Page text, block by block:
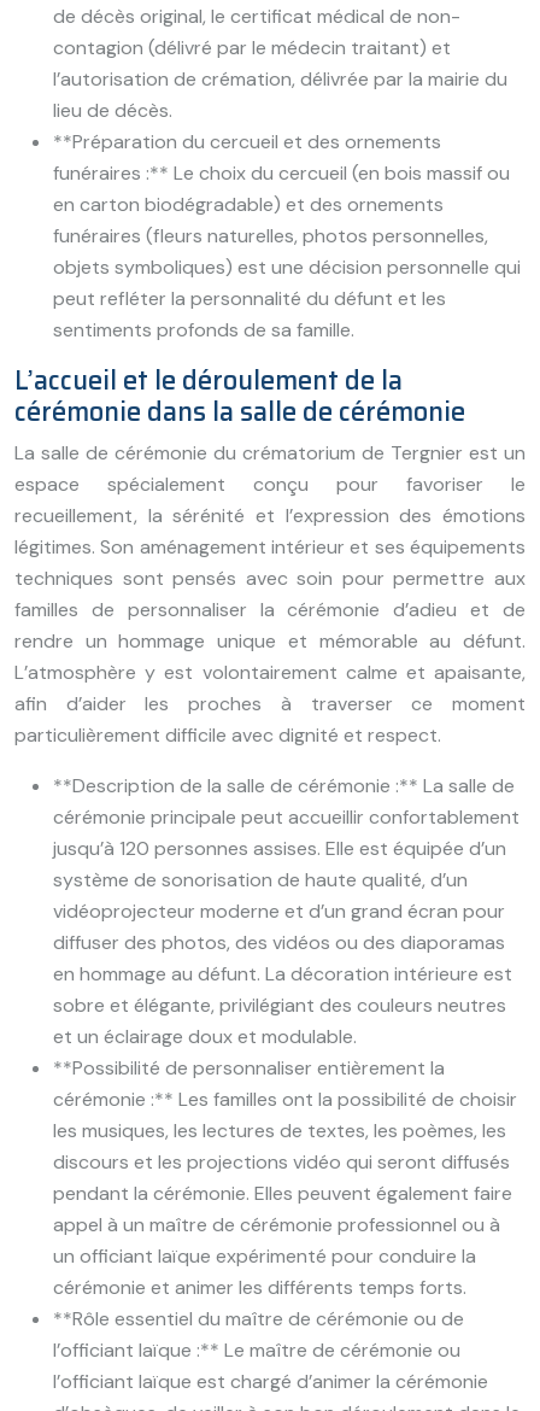
de décès original, le certificat médical de non-
contagion (délivré par le médecin traitant) et
l’autorisation de crémation, délivrée par la mairie du
lieu de décès.
**Préparation du cercueil et des ornements
funéraires :** Le choix du cercueil (en bois massif ou
en carton biodégradable) et des ornements
funéraires (fleurs naturelles, photos personnelles,
objets symboliques) est une décision personnelle qui
peut refléter la personnalité du défunt et les
sentiments profonds de sa famille.
L’accueil et le déroulement de la
cérémonie dans la salle de cérémonie
La salle de cérémonie du crématorium de Tergnier est un
espace spécialement conçu pour favoriser le
recueillement, la sérénité et l’expression des émotions
légitimes. Son aménagement intérieur et ses équipements
techniques sont pensés avec soin pour permettre aux
familles de personnaliser la cérémonie d’adieu et de
rendre un hommage unique et mémorable au défunt.
L’atmosphère y est volontairement calme et apaisante,
afin d’aider les proches à traverser ce moment
particulièrement difficile avec dignité et respect.
**Description de la salle de cérémonie :** La salle de
cérémonie principale peut accueillir confortablement
jusqu’à 120 personnes assises. Elle est équipée d’un
système de sonorisation de haute qualité, d’un
vidéoprojecteur moderne et d’un grand écran pour
diffuser des photos, des vidéos ou des diaporamas
en hommage au défunt. La décoration intérieure est
sobre et élégante, privilégiant des couleurs neutres
et un éclairage doux et modulable.
**Possibilité de personnaliser entièrement la
cérémonie :** Les familles ont la possibilité de choisir
les musiques, les lectures de textes, les poèmes, les
discours et les projections vidéo qui seront diffusés
pendant la cérémonie. Elles peuvent également faire
appel à un maître de cérémonie professionnel ou à
un officiant laïque expérimenté pour conduire la
cérémonie et animer les différents temps forts.
**Rôle essentiel du maître de cérémonie ou de
l’officiant laïque :** Le maître de cérémonie ou
l’officiant laïque est chargé d’animer la cérémonie